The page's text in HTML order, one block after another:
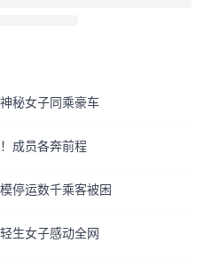
秘女子同乘豪车
成员各奔前程
停运数千乘客被困
生女子感动全网